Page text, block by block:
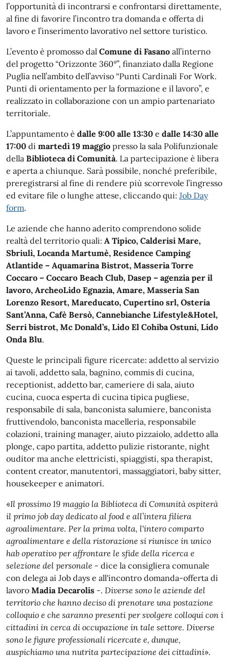
l’opportunità di incontrarsi e confrontarsi direttamente,
al fine di favorire l’incontro tra domanda e offerta di
lavoro e l’inserimento lavorativo nel settore turistico.
L’evento è promosso dal Comune di Fasano all’interno
del progetto “Orizzonte 360°”, finanziato dalla Regione
Puglia nell’ambito dell’avviso “Punti Cardinali For Work.
Punti di orientamento per la formazione e il lavoro”, e
realizzato in collaborazione con un ampio partenariato
territoriale.
L’appuntamento è dalle 9:00 alle 13:30 e dalle 14:30 alle
17:00 di martedì 19 maggio presso la sala Polifunzionale
della Biblioteca di Comunità. La partecipazione è libera
e aperta a chiunque. Sarà possibile, nonché preferibile,
preregistrarsi al fine di rendere più scorrevole l’ingresso
ed evitare file o lunghe attese, cliccando qui: Job Day
form.
Le aziende che hanno aderito comprendono solide
realtà del territorio quali: A Tipico, Calderisi Mare,
Sbriulì, Locanda Martumè, Residence Camping
Atlantide – Aquamarina Bistrot, Masseria Torre
Coccaro – Coccaro Beach Club, Dasep – agenzia per il
lavoro, ArcheoLido Egnazia, Amare, Masseria San
Lorenzo Resort, Mareducato, Cupertino srl, Osteria
Sant’Anna, Cafè Bersò, Cannebianche Lifestyle&Hotel,
Serri bistrot, Mc Donald’s, Lido El Cohiba Ostuni, Lido
Onda Blu.
Queste le principali figure ricercate: addetto al servizio
ai tavoli, addetto sala, bagnino, commis di cucina,
receptionist, addetto bar, cameriere di sala, aiuto
cucina, cuoca esperta di cucina tipica pugliese,
responsabile di sala, banconista salumiere, banconista
fruttivendolo, banconista macelleria, responsabile
colazioni, training manager, aiuto pizzaiolo, addetto alla
plonge, capo partita, addetto pulizie ristorante, night
ouditor ma anche elettricisti, spiaggisti, spa therapist,
content creator, manutentori, massaggiatori, baby sitter,
housekeeper e animatori.
«Il prossimo 19 maggio la Biblioteca di Comunità ospiterà
il primo job day dedicato al food e all’intera filiera
agroalimentare. Per la prima volta, l'intero comparto
agroalimentare e della ristorazione si riunisce in unico
hab operativo per affrontare le sfide della ricerca e
selezione del personale - dice la consigliera comunale
con delega ai Job days e all'incontro domanda-offerta di
lavoro Madia Decarolis -. Diverse sono le aziende del
territorio che hanno deciso di prenotare una postazione
colloquio e che saranno presenti per svolgere colloqui con i
cittadini in cerca di occupazione in tale settore. Diverse
sono le figure professionali ricercate e, dunque,
auspichiamo una nutrita partecipazione dei cittadini».